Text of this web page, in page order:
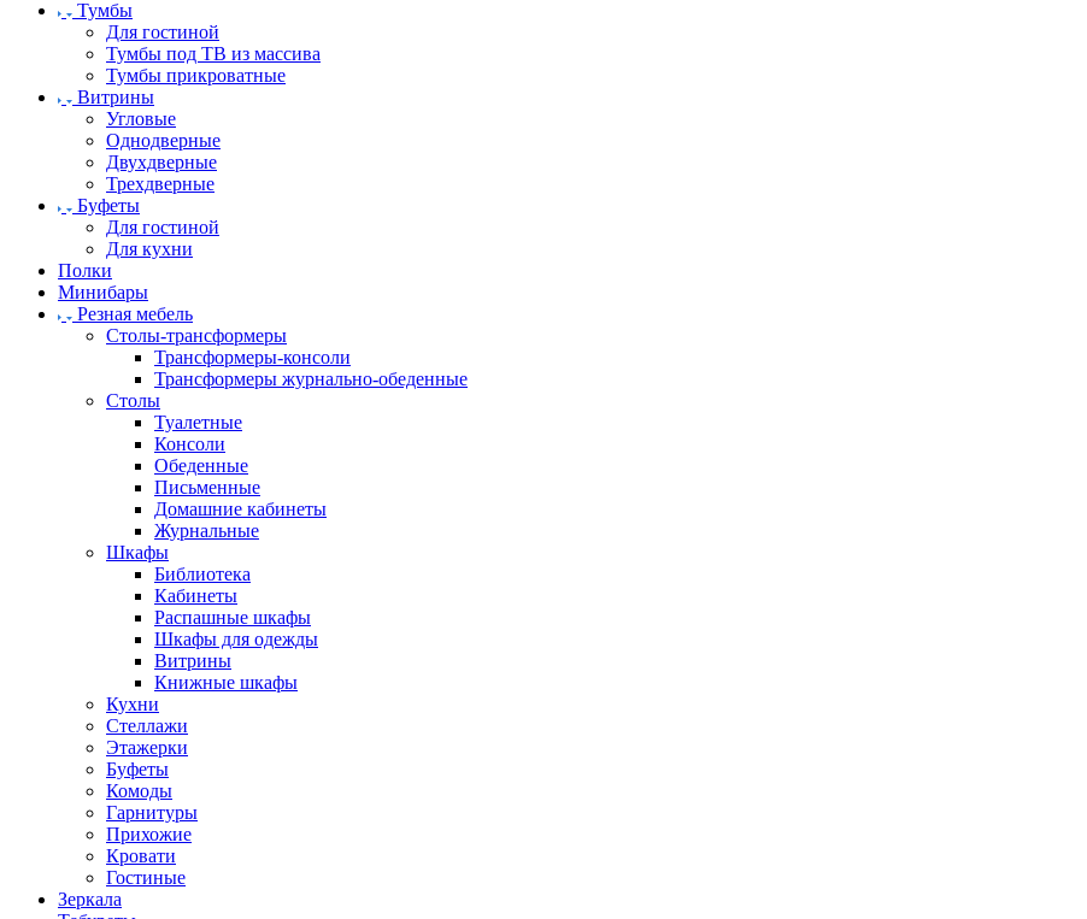
Тумбы
Для гостиной
Тумбы под ТВ из массива
Тумбы прикроватные
Витрины
Угловые
Однодверные
Двухдверные
Трехдверные
Буфеты
Для гостиной
Для кухни
Полки
Минибары
Резная мебель
Столы-трансформеры
Трансформеры-консоли
Трансформеры журнально-обеденные
Столы
Туалетные
Консоли
Обеденные
Письменные
Домашние кабинеты
Журнальные
Шкафы
Библиотека
Кабинеты
Распашные шкафы
Шкафы для одежды
Витрины
Книжные шкафы
Кухни
Стеллажи
Этажерки
Буфеты
Комоды
Гарнитуры
Прихожие
Кровати
Гостиные
Зеркала